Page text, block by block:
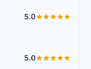
5.0
5.0